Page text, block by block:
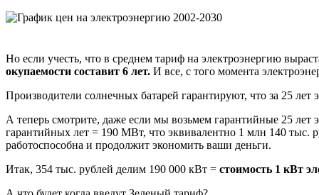
Но если учесть, что в среднем тариф на электроэнергию
окупаемости составит 6 лет. И все, с того момента
Производители солнечных батарей гарантируют, что за 25
А теперь смотрите, даже если мы возьмем гарантийные 25 лет
гарантийных лет = 190 МВт, что эквивалентно 1 млн 140 тыс.
работоспособна и продолжит экономить ваши деньги.
Итак, 354 тыс. рублей делим 190 000 кВт = стоимость 1 кВт